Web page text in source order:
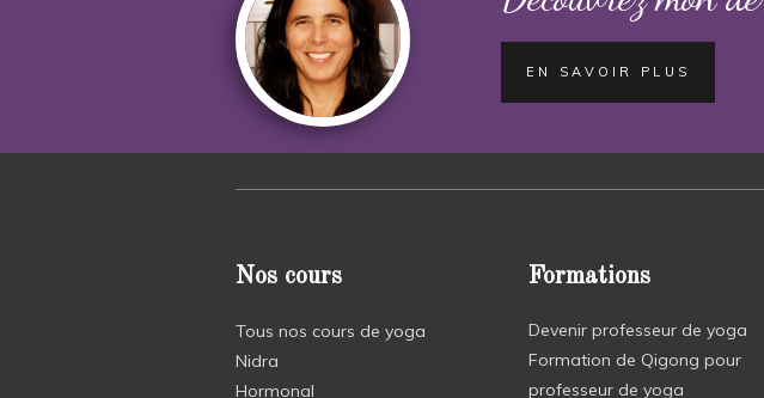
EN SAVOIR PLUS
Nos cours
Tous nos cours de yoga
Nidra
Hormonal
Formations
Devenir professeur de yoga
Formation de Qigong pour
professeur de yoga